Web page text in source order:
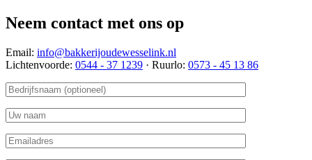
Neem contact met ons op
Email: info@bakkerijoudewesselink.nl
Lichtenvoorde: 0544 - 37 1239 · Ruurlo: 0573 - 45 13 86